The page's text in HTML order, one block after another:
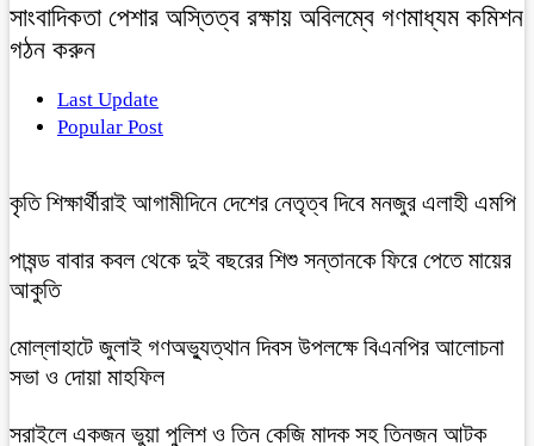
সাংবাদিকতা পেশার অস্তিত্ব রক্ষায় অবিলম্বে গণমাধ্যম কমিশন
গঠন করুন
Last Update
Popular Post
কৃতি শিক্ষার্থীরাই আগামীদিনে দেশের নেতৃত্ব দিবে মনজুর এলাহী এমপি
পাষন্ড বাবার কবল থেকে দুই বছরের শিশু সন্তানকে ফিরে পেতে মায়ের
আকুতি
মোল্লাহাটে জুলাই গণঅভ্যুত্থান দিবস উপলক্ষে বিএনপির আলোচনা
সভা ও দোয়া মাহফিল
সরাইলে একজন ভুয়া পুলিশ ও তিন কেজি মাদক সহ তিনজন আটক